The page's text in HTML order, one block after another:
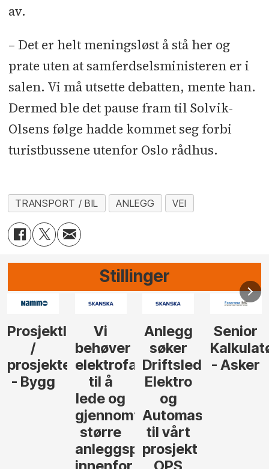
av.
– Det er helt meningsløst å stå her og
prate uten at samferdselsministeren er i
salen. Vi må utsette debatten, mente han.
Dermed ble det pause fram til Solvik-
Olsens følge hadde kommet seg forbi
turistbussene utenfor Oslo rådhus.
TRANSPORT / BIL ANLEGG VEI
Stillinger
Anlegg
søker
Driftsleder
Elektro
Automasjon
Senior
Kalkulatør
- Asker
Senior
Tilbudsleder
Anlegg
- Oslo